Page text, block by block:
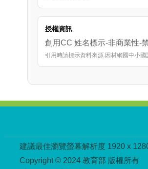
授權資訊
創用CC 姓名標示-非商業性-
引用時請標示資料來源:因材網國中小國
建議最佳瀏覽螢幕解析度 1920 x
Copyright © 2024 教育部 版權所有